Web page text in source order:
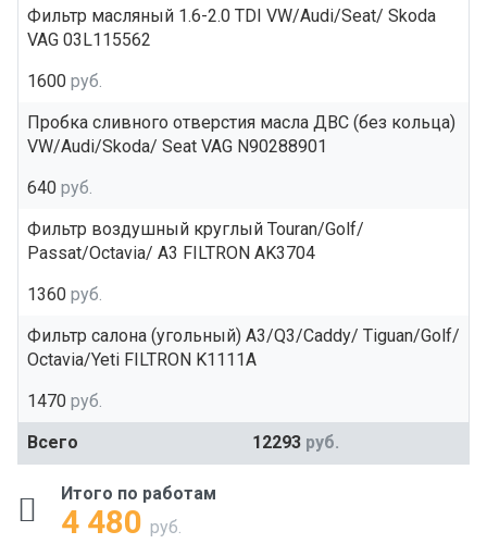
Фильтр масляный 1.6-2.0 TDI VW/Audi/Seat/ Skoda
VAG 03L115562
1600 руб.
Пробка сливного отверстия масла ДВС (без кольца)
VW/Audi/Skoda/ Seat VAG N90288901
640 руб.
Фильтр воздушный круглый Touran/Golf/
Passat/Octavia/ A3 FILTRON AK3704
1360 руб.
Фильтр салона (угольный) A3/Q3/Caddy/ Tiguan/Golf/
Octavia/Yeti FILTRON K1111A
1470 руб.
Всего
12293 руб.
Итого по работам
4 480 руб.